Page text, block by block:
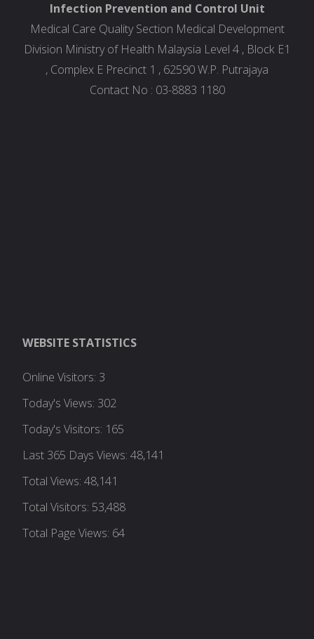
Infection Prevention and Control Unit
Medical Care Quality Section Medical Development
Division Ministry of Health Malaysia Level 4 , Block E1
, Complex E Precinct 1 , 62590 W.P. Putrajaya
Contact No : 03-8883 1180
WEBSITE STATISTICS
Online Visitors: 3
Today's Views: 302
Today's Visitors: 165
Last 365 Days Views:48,141
Total Views:48,141
Total Visitors: 53,488
Total Page Views: 64